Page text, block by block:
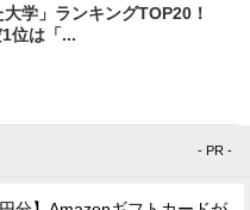
大学」ランキングTOP20！
位は「...
- PR -